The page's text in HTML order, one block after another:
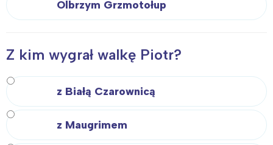
Olbrzym Grzmotołup
Z kim wygrał walkę Piotr?
z Białą Czarownicą
z Maugrimem